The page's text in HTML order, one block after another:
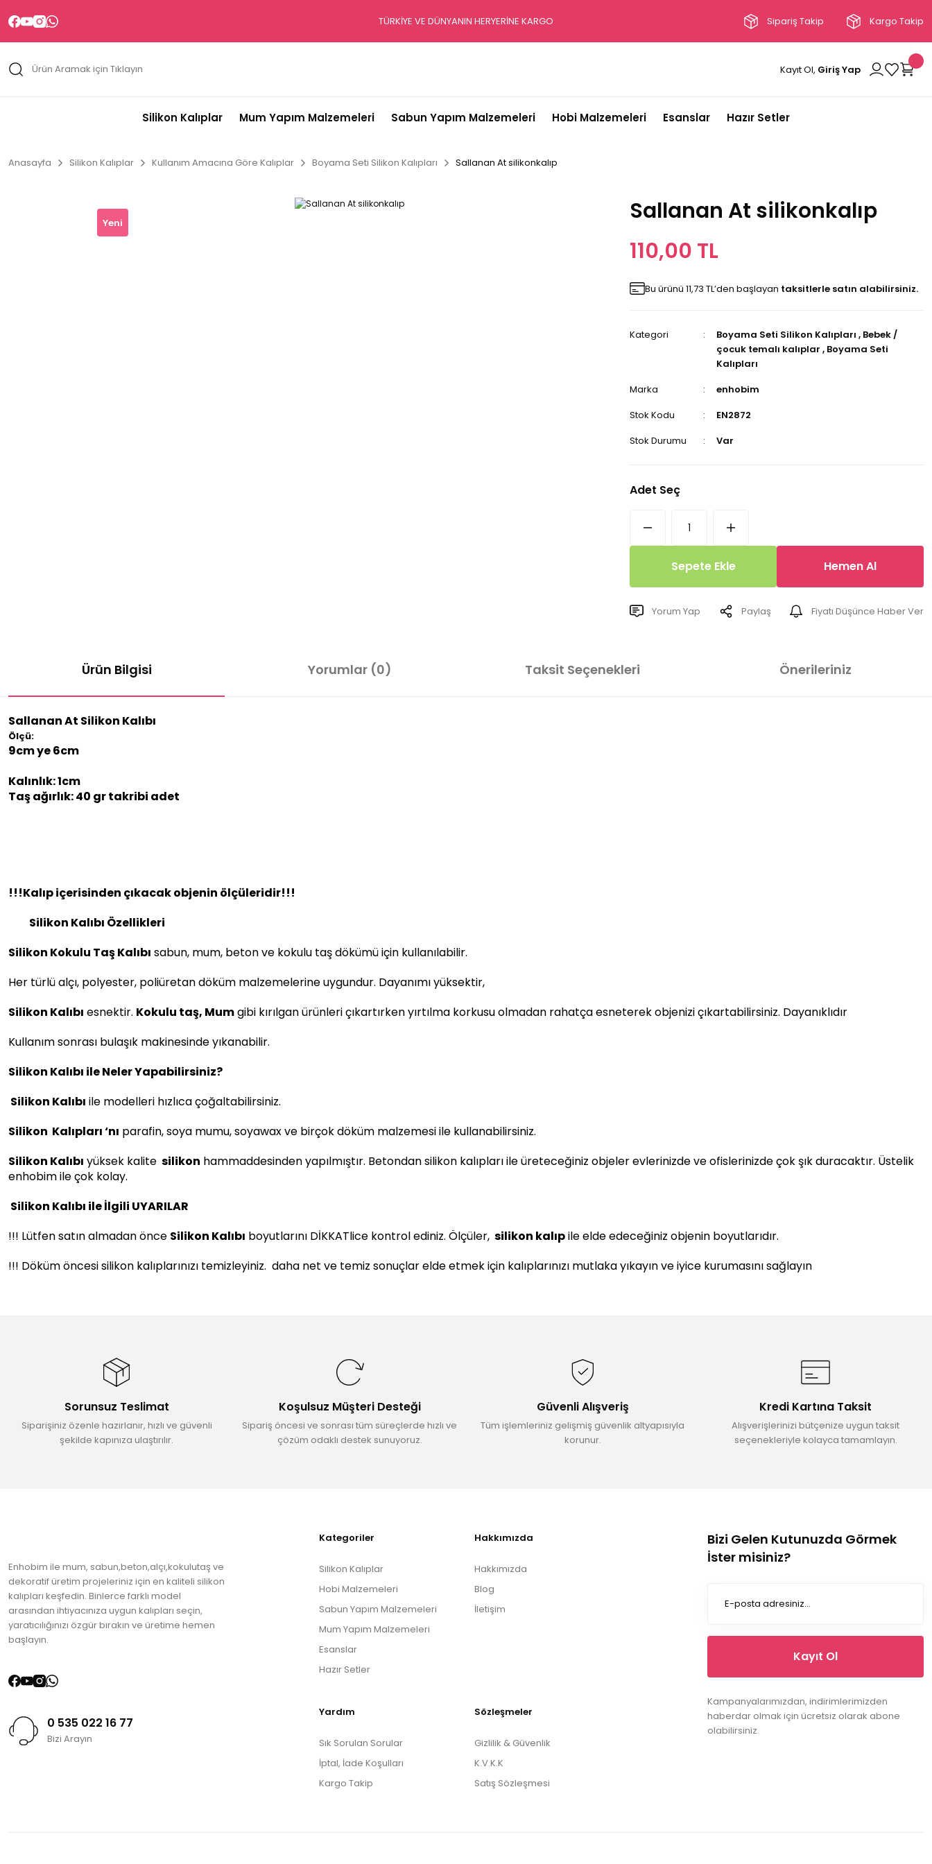
TÜRKİYE VE DÜNYANIN HERYERİNE KARGO Sipariş Takip Kargo Takip
Kayıt Ol, Giriş Yap
Silikon Kalıplar Mum Yapım Malzemeleri Sabun Yapım Malzemeleri Hobi Malzemeleri Esanslar Hazır Setler
Anasayfa Silikon Kalıplar Kullanım Amacına Göre Kalıplar Boyama Seti Silikon Kalıpları Sallanan At silikonkalıp
Yeni
Sallanan At silikonkalıp
110,00 TL
Bu ürünü 11,73 TL’den başlayan taksitlerle satın alabilirsiniz.
Kategori Boyama Seti Silikon Kalıpları , Bebek /
çocuk temalı kalıplar , Boyama Seti
Kalıpları
Marka
enhobim
Stok Kodu
EN2872
Stok Durumu
Var
Adet Seç
Sepete Ekle Hemen Al
Yorum Yap Paylaş Fiyatı Düşünce Haber Ver
Ürün Bilgisi Yorumlar (0) Taksit Seçenekleri Önerileriniz
Sallanan At Silikon Kalıbı
Ölçü:
9cm ye 6cm
Kalınlık: 1cm
Taş ağırlık: 40 gr takribi adet
!!!Kalıp içerisinden çıkacak objenin ölçüleridir!!!
Silikon Kalıbı Özellikleri
Silikon Kokulu Taş Kalıbı sabun, mum, beton ve kokulu taş dökümü için kullanılabilir.
Her türlü alçı, polyester, poliüretan döküm malzemelerine uygundur. Dayanımı yüksektir,
Silikon Kalıbı esnektir. Kokulu taş, Mumgibi kırılgan ürünleri çıkartırken yırtılma korkusu olmadan rahatça esneterek objenizi çıkartabilirsiniz. Dayanıklıdır
Kullanım sonrası bulaşık makinesinde yıkanabilir.
Silikon Kalıbı ile Neler Yapabilirsiniz?
Silikon Kalıbı ile modelleri hızlıca çoğaltabilirsiniz.
Silikon Kalıpları ‘nı parafin, soya mumu, soyawax ve birçok döküm malzemesi ile kullanabilirsiniz.
Silikon Kalıbı yüksek kalite silikon hammaddesinden yapılmıştır. Betondan silikon kalıpları ile üreteceğiniz objeler evlerinizde ve ofislerinizde çok şık duracaktır. Üstelik
enhobim ile çok kolay.
Silikon Kalıbı ile İlgili UYARILAR
!!! Lütfen satın almadan önce Silikon Kalıbı boyutlarını DİKKATlice kontrol ediniz. Ölçüler, silikon kalıpile elde edeceğiniz objenin boyutlarıdır.
!!! Döküm öncesi silikon kalıplarınızı temizleyiniz. daha net ve temiz sonuçlar elde etmek için kalıplarınızı mutlaka yıkayın ve iyice kurumasını sağlayın
Ürün açıklamasında eksik bilgiler bulunuyor.
Ürün fiyatı diğer sitelerden daha pahalı.
Bu ürüne benzer farklı alternatifler olmalı.
Sorunsuz Teslimat
Siparişiniz özenle hazırlanır, hızlı ve güvenli
şekilde kapınıza ulaştırılır.
Koşulsuz Müşteri Desteği
Sipariş öncesi ve sonrası tüm süreçlerde hızlı ve
çözüm odaklı destek sunuyoruz.
Güvenli Alışveriş
Tüm işlemleriniz gelişmiş güvenlik altyapısıyla
korunur.
Kredi Kartına Taksit
Alışverişlerinizi bütçenize uygun taksit
seçenekleriyle kolayca tamamlayın.
Enhobim ile mum, sabun,beton,alçı,kokulutaş ve
dekoratif üretim projeleriniz için en kaliteli silikon
kalıpları keşfedin. Binlerce farklı model
arasından ihtiyacınıza uygun kalıpları seçin,
yaratıcılığınızı özgür bırakın ve üretime hemen
başlayın.
0 535 022 16 77
Bizi Arayın
Kategoriler
Silikon Kalıplar
Hobi Malzemeleri
Sabun Yapım Malzemeleri
Mum Yapım Malzemeleri
Esanslar
Hazır Setler
Hakkımızda
Hakkımızda
Blog
İletişim
Yardım
Sık Sorulan Sorular
İptal, İade Koşulları
Kargo Takip
Sözleşmeler
Gizlilik & Güvenlik
K.V.K.K
Satış Sözleşmesi
Bizi Gelen Kutunuzda Görmek
İster misiniz?
Kayıt Ol
Kampanyalarımızdan, indirimlerimizden
haberdar olmak için ücretsiz olarak abone
olabilirsiniz.